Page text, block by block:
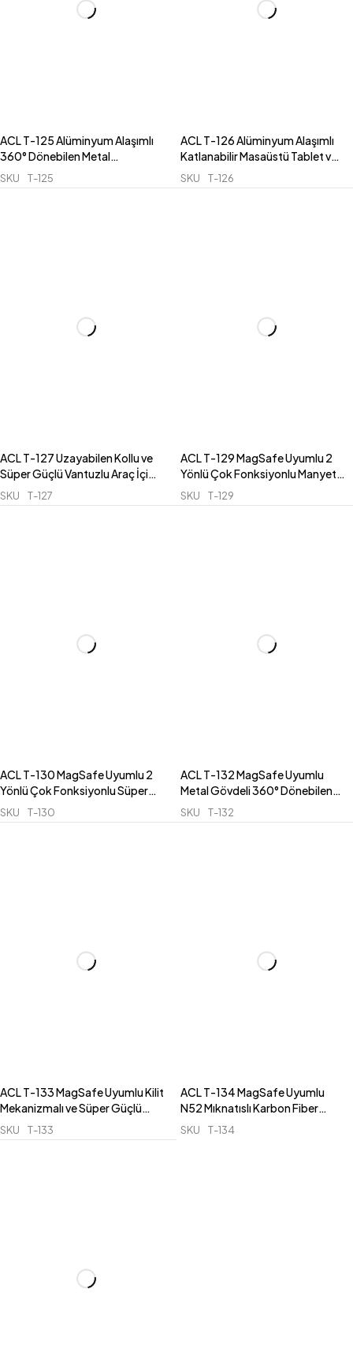
ACL T-125 Alüminyum Alaşımlı
360° Dönebilen Metal
Katlanabilir Tablet ve Laptop
Standı (4-12.9 İnç)
SKU T-125
ACL T-126 Alüminyum Alaşımlı
Katlanabilir Masaüstü Tablet ve
Laptop Standı (4-12.9 İnç
Uyumlu)
SKU T-126
ACL T-127 Uzayabilen Kollu ve
Süper Güçlü Vantuzlu Araç İçi
Konsol ve Cam Telefon Tutucu
SKU T-127
ACL T-129 MagSafe Uyumlu 2
Yönlü Çok Fonksiyonlu Manyetik
Havalandırma Izgara Araç İçi
Telefon Tutucu
SKU T-129
ACL T-130 MagSafe Uyumlu 2
Yönlü Çok Fonksiyonlu Süper
Güçlü Vantuzlu Konsol ve Cam
Telefon Tutucu
SKU T-130
ACL T-132 MagSafe Uyumlu
Metal Gövdeli 360° Dönebilen
Kilitli Araç İçi Konsol Telefon
Tutucu
SKU T-132
ACL T-133 MagSafe Uyumlu Kilit
Mekanizmalı ve Süper Güçlü
Vantuzlu Araç İçi Konsol / Cam
Telefon Tutucu
SKU T-133
ACL T-134 MagSafe Uyumlu
N52 Mıknatıslı Karbon Fiber
Tasarımlı Havalandırma Araç İçi
SKU T-134